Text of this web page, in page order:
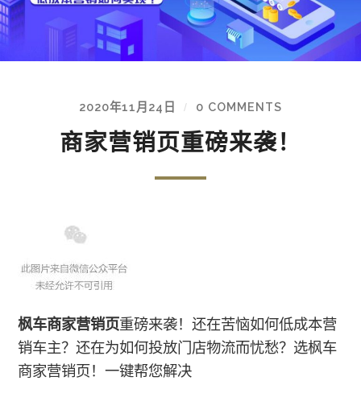
2020年11月24日 / 0 COMMENTS
商家营销页重磅来袭！
枫车商家营销页重磅来袭！还在苦恼如何低成本营
销车主？还在为如何投放门店物流而忧愁？选枫车
商家营销页！一键帮您解决